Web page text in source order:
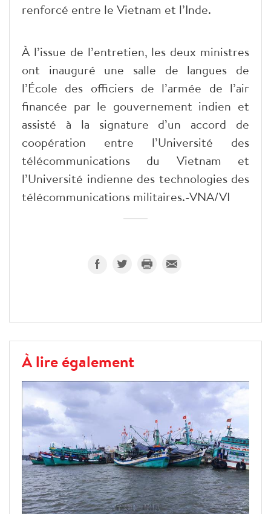
renforcé entre le Vietnam et l’Inde.
À l’issue de l’entretien, les deux ministres
ont inauguré une salle de langues de
l’École des officiers de l’armée de l’air
financée par le gouvernement indien et
assisté à la signature d’un accord de
coopération entre l’Université des
télécommunications du Vietnam et
l’Université indienne des technologies des
télécommunications militaires.-VNA/VI
À lire également